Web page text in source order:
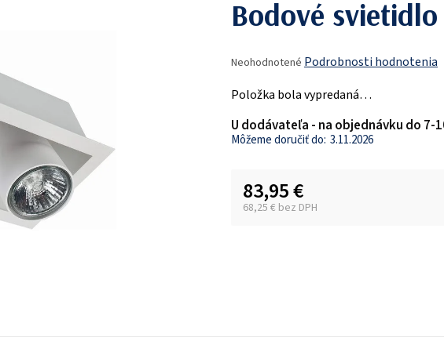
Bodové svietidlo
hodnotenie
je
0,0
z
Neohodnotené Podrobnosti hodnotenia
Položka bola vypredaná…
U dodávateľa - na objednávku do 7-
3.11.2026
83,95 €
68,25 € bez DPH